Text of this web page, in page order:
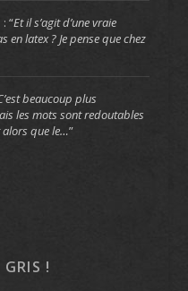
: “Et il s’agit d’une vraie
en latex ? Je pense que chez
beaucoup plus
les mots sont redoutables
que le…”
!